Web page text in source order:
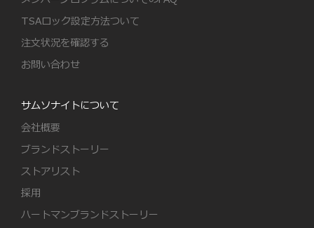
TSAロック設定方法ついて
注文状況を確認する
お問い合わせ
サムソナイトについて
会社概要
ブランドストーリー
ストアリスト
採用
ハートマンブランドストーリー